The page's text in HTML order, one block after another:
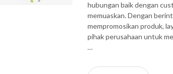
hubungan baik dengan
memuaskan. Dengan
mempromosikan produk,
pihak perusahaan untuk
…